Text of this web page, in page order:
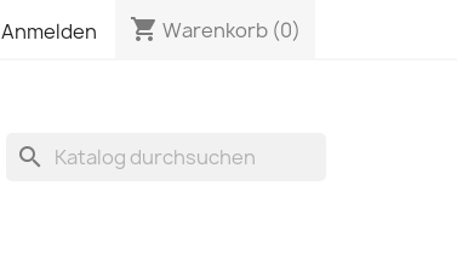
Anmelden shopping_cart Warenkorb (0)
search